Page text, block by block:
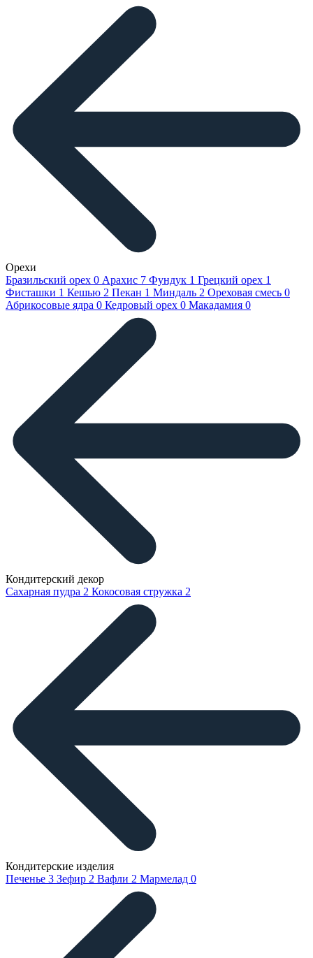
Орехи
Бразильский орех 0 Арахис 7 Фундук 1 Грецкий орех 1
Фисташки 1 Кешью 2 Пекан 1 Миндаль 2 Ореховая смесь 0
Абрикосовые ядра 0 Кедровый орех 0 Макадамия 0
Кондитерский декор
Сахарная пудра 2 Кокосовая стружка 2
Кондитерские изделия
Печенье 3 Зефир 2 Вафли 2 Мармелад 0